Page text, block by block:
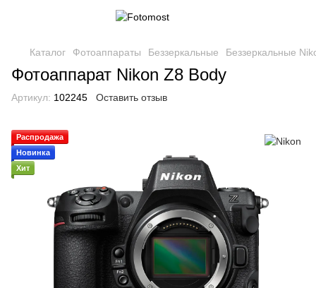
Каталог Фотоаппараты Беззеркальные Беззеркальные
Фотоаппарат Nikon Z8 Body
Артикул: 102245 Оставить отзыв
Распродажа
Новинка
Хит